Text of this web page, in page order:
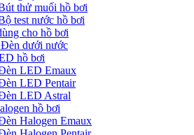
thử muối hồ bơi
test nước hồ bơi
cho hồ bơi
dưới nước
hồ bơi
LED Emaux
LED Pentair
LED Astral
hồ bơi
Halogen Emaux